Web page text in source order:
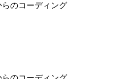
らのコーディング